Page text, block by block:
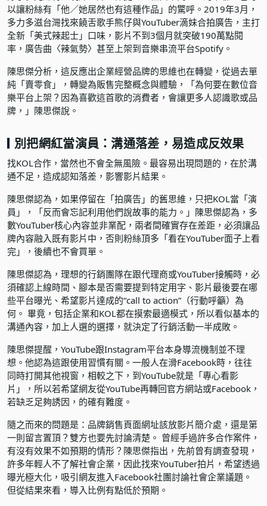
以讓粉絲有「他／她居然也有這種作品」的驚呼。2019年3月，
多力多滋台灣找來饒舌歌手熊仔與YouTuber滴妹合拍廣告，主打
全新「美式辣起士」口味，影片不到3個月就突破190萬點閱
率，廣告曲〈辣氣勢〉甚至上架到音樂串流平台Spotify。
陳思傑分析，這反應出企業經營品牌的思維也在轉變，從過去單
純「賣零食」，轉變為販售完整概念與體驗，「為何要在數位音
樂平台上架？因為喜歡這首歌的消費者，會讓更多人認識歌或品
牌，」陳思傑說。
別把網紅當演員：溝通落差，易造成反效果
找KOL合作，當然也不會全無風險。最容易出現問題的，在於溝
通不足，造成認知落差，影響影片結果。
陳思傑認為，如果停留在「拍廣告」的舊思維，只把KOL當「演
員」，「反而會忘記利用他們說故事的能力。」陳思傑認為，多
數YouTuber核心內容並非業配，兩者間確實存在差距，必須讓品
牌內容融入既有影片中，否則粉絲頂多「看在YouTuber面子上看
完」，後續也不會買單。
陳思傑認為，理想的行銷團隊在跟代理商或YouTuber接觸時，必
須確認上線時間、腳本是否需要提到特定用字、影片最後要在哪
些平台曝光、希望影片達成的“call to action”（行動呼籲）為
何。 畢竟，包括企業和KOL都在摸索最適模式，所以看似基本的
溝通內容，加上人選的選擇，就決定了行銷活動一半成敗。
陳思傑提醒，YouTube跟Instagram平台本身導流機制並不理
想。他認為這跟使用習慣有關。一般人在滑Facebook時，往往
同時打開其他視窗，相較之下，到YouTube就是「專心看影
片」，所以若希望網友從YouTube再轉回官方網站或Facebook，
若缺乏足夠誘因，的確有難度。
隨之而來的問題是：品牌銷售頁面網址該放影片簡介處，還是第
一則留言置頂？雙方也要先討論清楚。 曾經手過許多合作案件，
有沒有效果不如預期的情形？陳思傑指出，先前曾有調查發現，
許多年輕人不了解社會企業，因此找來YouTuber拍片，希望透過
曝光極大化，吸引網友進入Facebook社團討論社會企業議題。
但從結果來看，導入比例有點低於預期。